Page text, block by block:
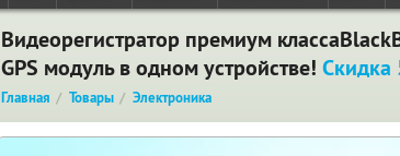
Видеорегистратор премиум
GPS модуль в одном устройстве! Скидка
Главная Товары Электроника